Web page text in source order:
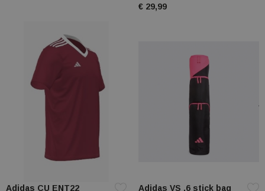
€ 29,99
Adidas CU ENT22 Adidas VS .6 stick bag